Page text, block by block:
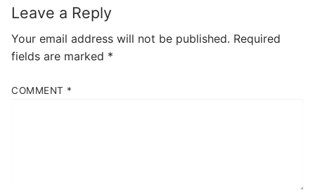
Leave a Reply
Your email address will not be published. Required
fields are marked *
COMMENT *